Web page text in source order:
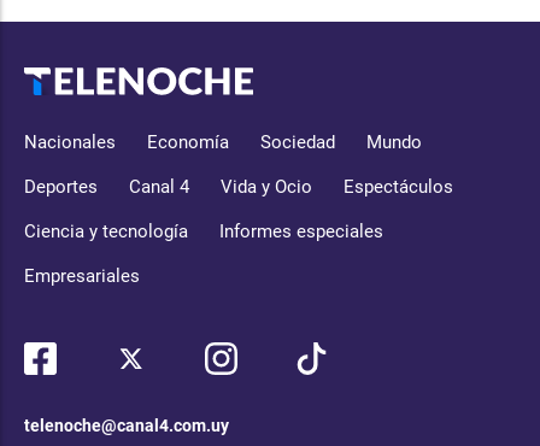
Nacionales Economía Sociedad Mundo
Deportes Canal 4 Vida y Ocio Espectáculos
Ciencia y tecnología Informes especiales
Empresariales
telenoche@canal4.com.uy